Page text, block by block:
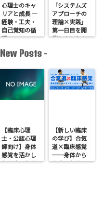
心理士のキャ
リアと成長 ―
経験・工夫・
自己覚知の循
環
「システムズ
アプローチの
理論×実践」
第一日目を開
催しました！
New Posts -
【臨床心理
士・公認心理
師向け】身体
感覚を活かし
たカウンセリ
【新しい臨床
の学び】合気
道×臨床感覚
──身体から
カウンセリン